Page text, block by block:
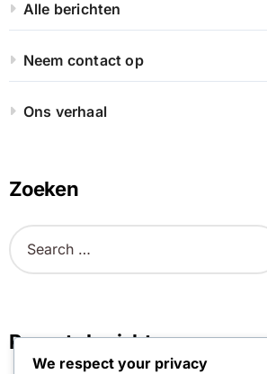
Alle berichten
Neem contact op
Ons verhaal
Zoeken
S
e
h
fRecente berichten
We respect your privacy